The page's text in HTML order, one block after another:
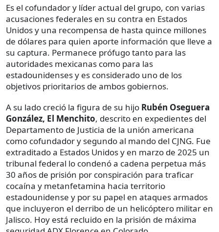
Es el cofundador y líder actual del grupo, con varias
acusaciones federales en su contra en Estados
Unidos y una recompensa de hasta quince millones
de dólares para quien aporte información que lleve a
su captura. Permanece prófugo tanto para las
autoridades mexicanas como para las
estadounidenses y es considerado uno de los
objetivos prioritarios de ambos gobiernos.
A su lado creció la figura de su hijo Rubén Oseguera
González, El Menchito, descrito en expedientes del
Departamento de Justicia de la unión americana
como cofundador y segundo al mando del CJNG. Fue
extraditado a Estados Unidos y en marzo de 2025 un
tribunal federal lo condenó a cadena perpetua más
30 años de prisión por conspiración para traficar
cocaína y metanfetamina hacia territorio
estadounidense y por su papel en ataques armados
que incluyeron el derribo de un helicóptero militar en
Jalisco. Hoy está recluido en la prisión de máxima